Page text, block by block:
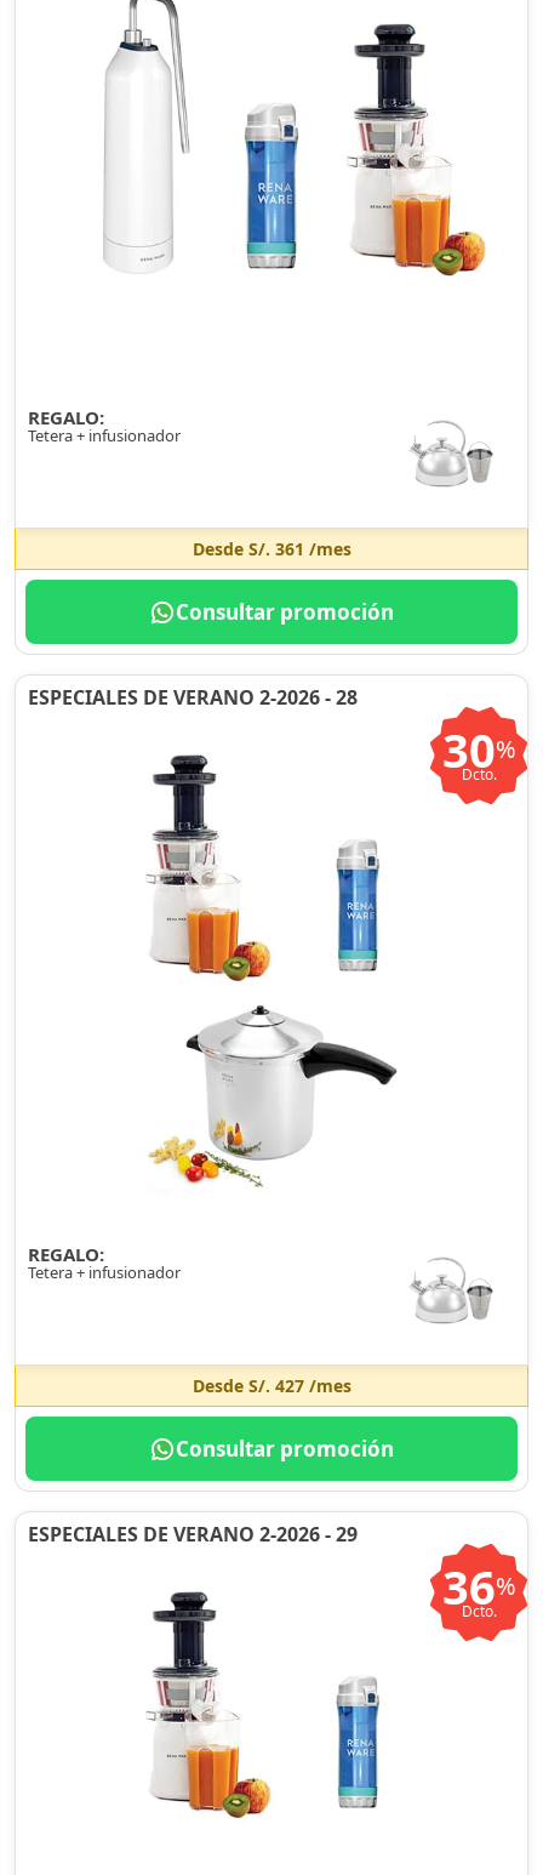
REGALO:
Tetera + infusionador
Desde S/. 361 /mes
Consultar promoción
ESPECIALES DE VERANO 2-2026 - 28
30%
Dcto.
REGALO:
Tetera + infusionador
Desde S/. 427/mes
Consultar promoción
ESPECIALES DE VERANO 2-2026 - 29
36%
Dcto.